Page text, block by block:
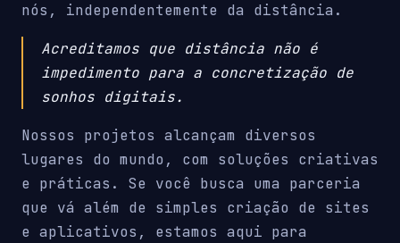
nós, independentemente da distância.
Acreditamos que distância não é
impedimento para a concretização de
sonhos digitais.
Nossos projetos alcançam diversos
lugares do mundo, com soluções criativas
e práticas. Se você busca uma parceria
que vá além de simples criação de sites
e aplicativos, estamos aqui para